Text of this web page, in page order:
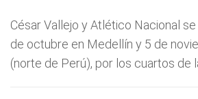
César Vallejo y Atlético Nacional
de octubre en Medellín y 5 de
(norte de Perú), por los cuartos de